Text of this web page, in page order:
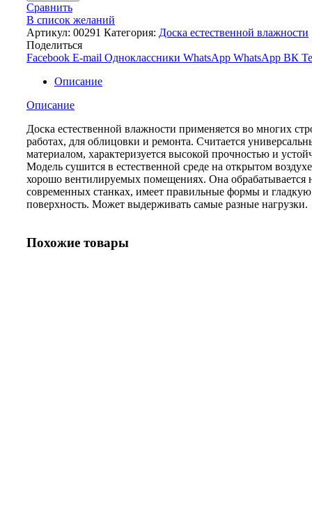
Сравнить
В список желаний
Артикул: 00291 Категория: Доска естественной влажности
Поделиться
Facebook E-mail Одноклассники WhatsApp WhatsApp ВК
Описание
Описание
Доска естественной влажности применяется во многих
работах, для облицовки и ремонта. Считается
материалом, характеризуется высокой прочностью и
Модель сушится в естественной среде на открытом
хорошо вентилируемых помещениях. Она обрабатывается
современных станках, имеет правильные формы и гладкую
поверхность. Может выдерживать самые разные нагрузки.
Похожие товары